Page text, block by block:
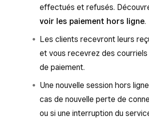
effectués et refusés.
voir les paiement hors ligne.
Les clients recevront leurs
et vous recevrez des
de paiement.
Une nouvelle session hors
cas de nouvelle perte de
ou si une interruption du